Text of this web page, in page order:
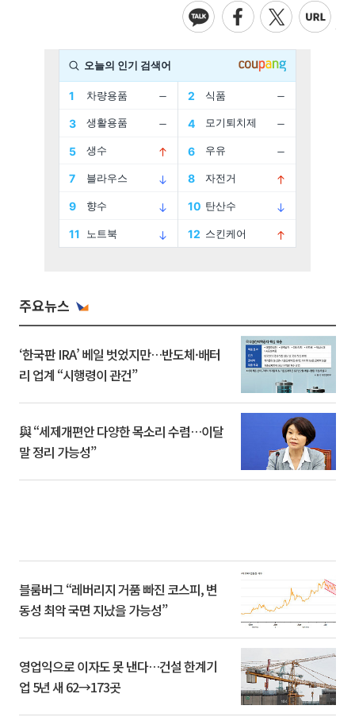
주요뉴스
‘한국판 IRA’ 베일 벗었지만…반도체·배터
리 업계 “시행령이 관건”
與 “세제개편안 다양한 목소리 수렴…이달
말 정리 가능성”
블룸버그 “레버리지 거품 빠진 코스피, 변
동성 최악 국면 지났을 가능성”
영업익으로 이자도 못 낸다…건설 한계기
업 5년 새 62→173곳